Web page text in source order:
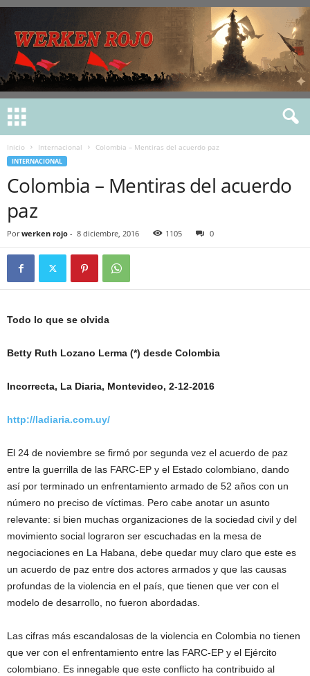
Inicio Internacional Colombia – Mentiras del acuerdo paz
INTERNACIONAL
Colombia – Mentiras del acuerdo
paz
Por werken rojo - 8 diciembre, 2016 1105 0
Todo lo que se olvida
Betty Ruth Lozano Lerma (*) desde Colombia
Incorrecta, La Diaria, Montevideo, 2-12-2016
http://ladiaria.com.uy/
El 24 de noviembre se firmó por segunda vez el acuerdo de paz
entre la guerrilla de las FARC-EP y el Estado colombiano, dando
así por terminado un enfrentamiento armado de 52 años con un
número no preciso de víctimas. Pero cabe anotar un asunto
relevante: si bien muchas organizaciones de la sociedad civil y del
movimiento social lograron ser escuchadas en la mesa de
negociaciones en La Habana, debe quedar muy claro que este es
un acuerdo de paz entre dos actores armados y que las causas
profundas de la violencia en el país, que tienen que ver con el
modelo de desarrollo, no fueron abordadas.
Las cifras más escandalosas de la violencia en Colombia no tienen
que ver con el enfrentamiento entre las FARC-EP y el Ejército
colombiano. Es innegable que este conflicto ha contribuido al